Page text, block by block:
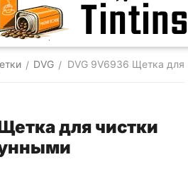
/ DVG / DVG 9V6936 Щетка
для чистки
Отложенные
товары
Аккаунт